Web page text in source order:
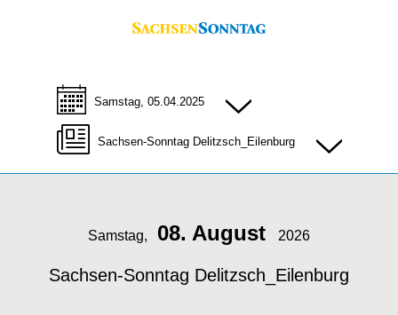
Samstag, 05.04.2025
Sachsen-Sonntag Delitzsch_Eilenburg
Samstag, 08. August 2026
Sachsen-Sonntag Delitzsch_Eilenburg